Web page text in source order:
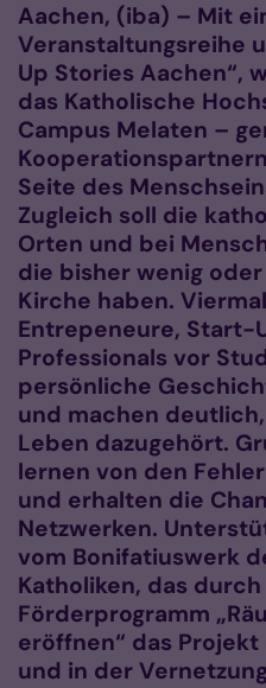
Aachen, (iba) – Mit
Veranstaltungsreihe
Up Stories Aachen“,
das Katholische
Campus Melaten –
Seite des
Zugleich soll die
Orten und bei
die bisher wenig
Kirche haben.
Entrepeneure, Start-
Professionals vor
persönliche
und machen
Leben dazugehört.
lernen von den
und erhalten die
Netzwerken.
vom Bonifatiuswerk
Katholiken, das
Förderprogramm
eröffnen“ das
und in der